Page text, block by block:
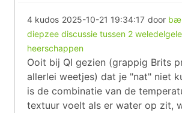
4 kudos 2025-10-21 19:34:17 door
diepzee discussie tussen 2
heerschappen
Ooit bij QI gezien (grappig Brits
allerlei weetjes) dat je "nat" niet
is de combinatie van de
textuur voelt als er water op zit,